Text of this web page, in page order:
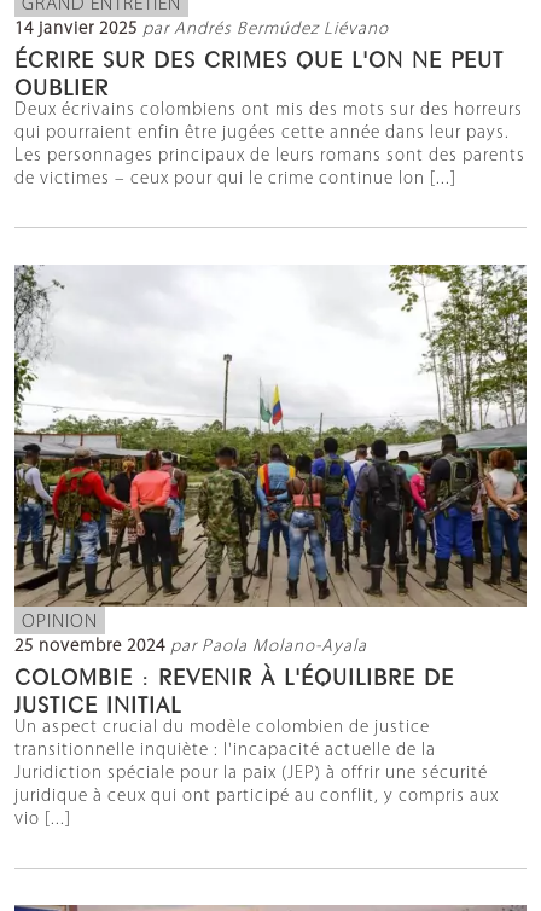
GRAND ENTRETIEN
14 janvier 2025 par Andrés Bermúdez Liévano
ÉCRIRE SUR DES CRIMES QUE L'ON NE PEUT
OUBLIER
Deux écrivains colombiens ont mis des mots sur des horreurs
qui pourraient enfin être jugées cette année dans leur pays.
Les personnages principaux de leurs romans sont des parents
de victimes – ceux pour qui le crime continue lon [...]
OPINION
25 novembre 2024 par Paola Molano-Ayala
COLOMBIE : REVENIR À L'ÉQUILIBRE DE
JUSTICE INITIAL
Un aspect crucial du modèle colombien de justice
transitionnelle inquiète : l'incapacité actuelle de la
Juridiction spéciale pour la paix (JEP) à offrir une sécurité
juridique à ceux qui ont participé au conflit, y compris aux
vio [...]